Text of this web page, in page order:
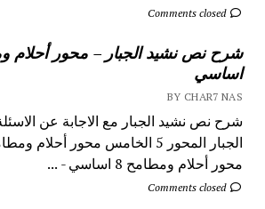
Comments closed
شرح نص نشيد الجبار – محور أحلام
اساسي
BY CHAR7 NAS
شرح نص نشيد الجبار مع الاجابة عن
الجبار المحور 5 الخامس محور
محور أحلام ومطامح 8 اساسي - ...
Comments closed